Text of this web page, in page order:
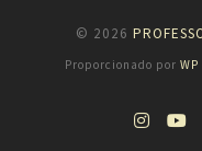
© 2026
Proporcionado por WP